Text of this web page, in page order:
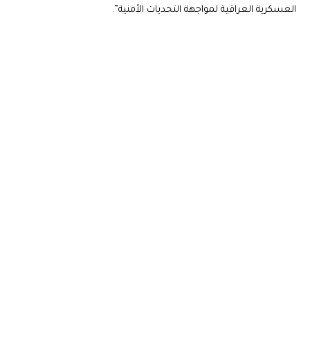
العسكرية العراقية لمواجهة التحديات الأمنية”.